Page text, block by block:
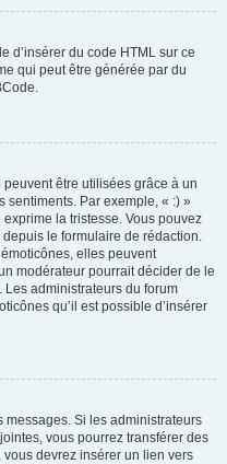
d’insérer du code HTML sur ce
qui peut être générée par du
être utilisées grâce à un
sentiments. Par exemple, « :) »
la tristesse. Vous pouvez
le formulaire de rédaction.
elles peuvent
modérateur pourrait décider de le
administrateurs du forum
qu’il est possible d’insérer
messages. Si les administrateurs
vous pourrez transférer des
devrez insérer un lien vers